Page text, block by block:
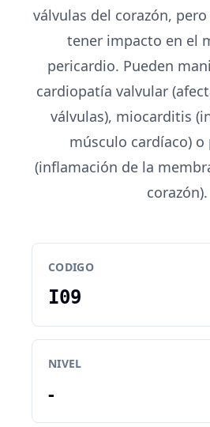
válvulas del corazón,
tener impacto en el
pericardio. Pueden
cardiopatía valvular
válvulas), miocarditis
músculo cardíaco)
(inflamación de la
corazón).
CODIGO
I09
NIVEL
-